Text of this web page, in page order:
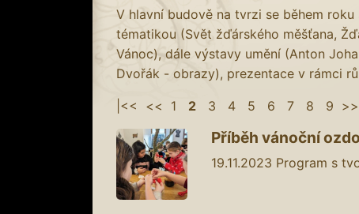
V hlavní budově na tvrzi se během
tématikou (Svět žďárského měšťana,
Vánoc), dále výstavy umění (Anton
Dvořák - obrazy), prezentace v rámci
|<< << 1 2 3 4 5 6 7 8 9 >>
Příběh vánoční
19.11.2023 Program s